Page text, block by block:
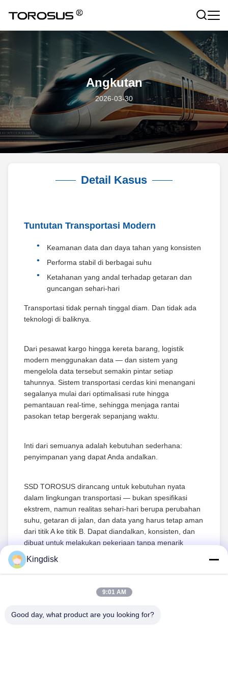
Angkutan
2026-03-30
Detail Kasus
Tuntutan Transportasi Modern
Keamanan data dan daya tahan yang konsisten
Performa stabil di berbagai suhu
Ketahanan yang andal terhadap getaran dan
guncangan sehari-hari
Transportasi tidak pernah tinggal diam. Dan tidak ada
teknologi di baliknya.
Dari pesawat kargo hingga kereta barang, logistik
modern menggunakan data — dan sistem yang
mengelola data tersebut semakin pintar setiap
tahunnya. Sistem transportasi cerdas kini menangani
segalanya mulai dari optimalisasi rute hingga
pemantauan real-time, sehingga menjaga rantai
pasokan tetap bergerak sepanjang waktu.
Inti dari semuanya adalah kebutuhan sederhana:
penyimpanan yang dapat Anda andalkan.
SSD TOROSUS dirancang untuk kebutuhan nyata
dalam lingkungan transportasi — bukan spesifikasi
ekstrem, namun realitas sehari-hari berupa perubahan
suhu, getaran di jalan, dan data yang harus tetap aman
dari titik A ke titik B. Dapat diandalkan, konsisten, dan
dibuat untuk melakukan pekerjaan tanpa menarik
perhatian pada dirinya sendiri.
keras yang tidak perlu Anda pikirkan.
Kingdisk
9:01 AM
Good day, what product are you looking for?